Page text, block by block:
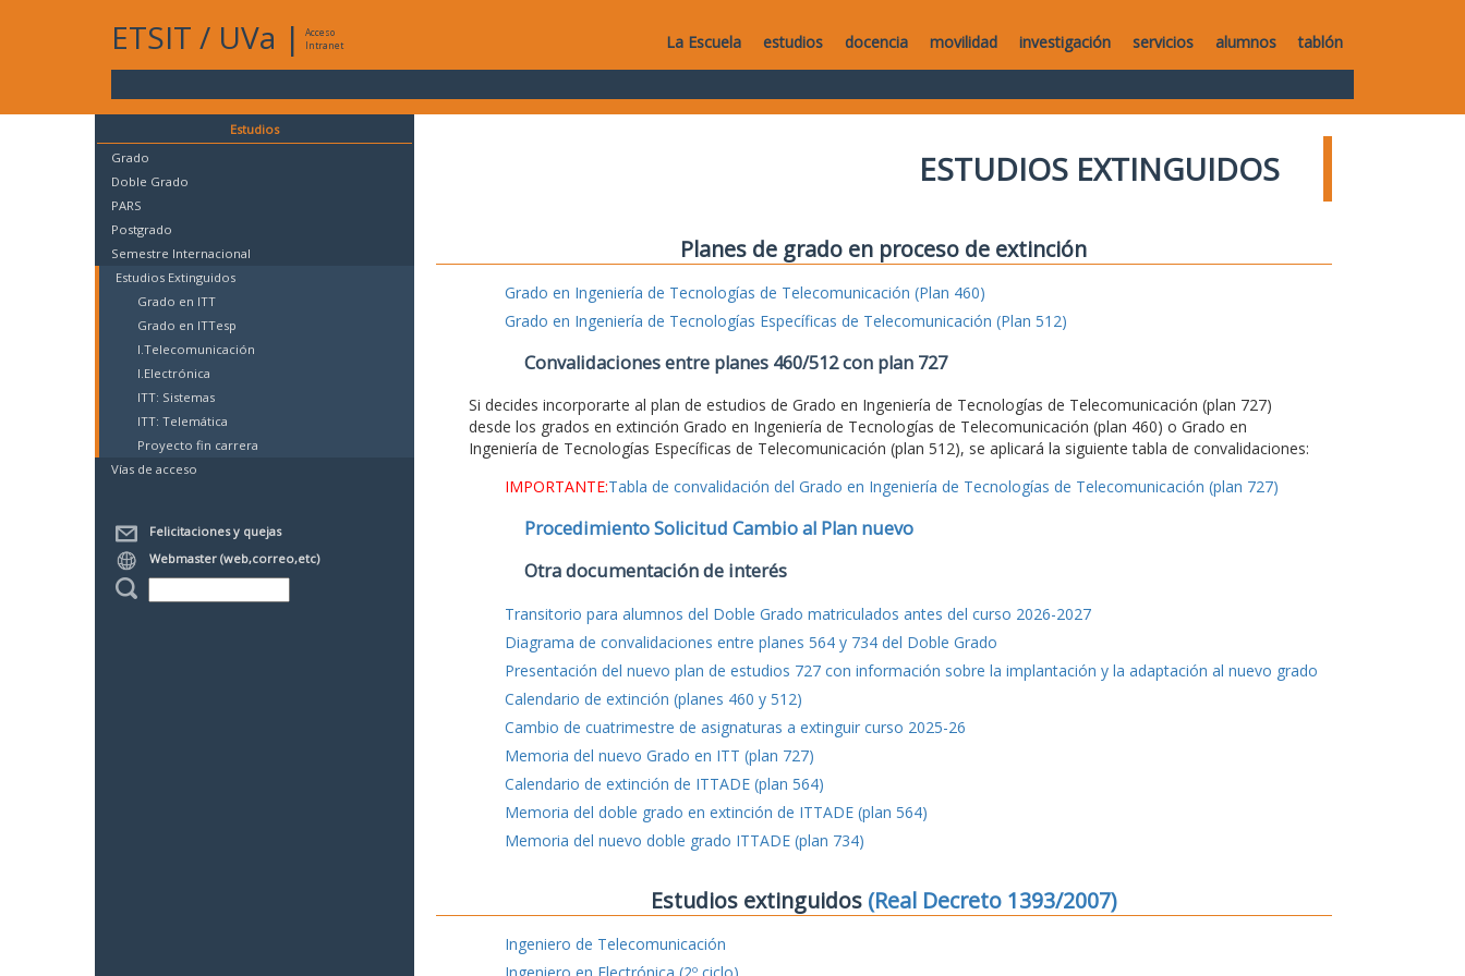
ETSIT / UVa |
Acceso
Intranet
La Escuela estudios docencia movilidad investigación servicios alumnos tablón
Estudios
Grado
Doble Grado
PARS
Postgrado
Semestre Internacional
Estudios Extinguidos
Grado en ITT
Grado en ITTesp
I.Telecomunicación
I.Electrónica
ITT: Sistemas
ITT: Telemática
Proyecto fin carrera
Vías de acceso
Felicitaciones y quejas
Webmaster (web,correo,etc)
ESTUDIOS EXTINGUIDOS
Planes de grado en proceso de extinción
Grado en Ingeniería de Tecnologías de Telecomunicación (Plan 460)
Grado en Ingeniería de Tecnologías Específicas de Telecomunicación (Plan 512)
Convalidaciones entre planes 460/512 con plan 727
Si decides incorporarte al plan de estudios de Grado en Ingeniería de Tecnologías de Telecomunicación (plan 727)
desde los grados en extinción Grado en Ingeniería de Tecnologías de Telecomunicación (plan 460) o Grado en
Ingeniería de Tecnologías Específicas de Telecomunicación (plan 512), se aplicará la siguiente tabla de convalidaciones:
IMPORTANTE:Tabla de convalidación del Grado en Ingeniería de Tecnologías de Telecomunicación (plan 727)
Procedimiento Solicitud Cambio al Plan nuevo
Otra documentación de interés
Transitorio para alumnos del Doble Grado matriculados antes del curso 2026-2027
Diagrama de convalidaciones entre planes 564 y 734 del Doble Grado
Presentación del nuevo plan de estudios 727 con información sobre la implantación y la adaptación al nuevo grado
Calendario de extinción (planes 460 y 512)
Cambio de cuatrimestre de asignaturas a extinguir curso 2025-26
Memoria del nuevo Grado en ITT (plan 727)
Calendario de extinción de ITTADE (plan 564)
Memoria del doble grado en extinción de ITTADE (plan 564)
Memoria del nuevo doble grado ITTADE (plan 734)
Estudios extinguidos (Real Decreto 1393/2007)
Ingeniero de Telecomunicación